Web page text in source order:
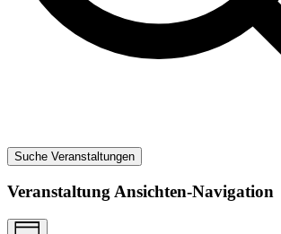
Suche Veranstaltungen
Veranstaltung Ansichten-Navigation